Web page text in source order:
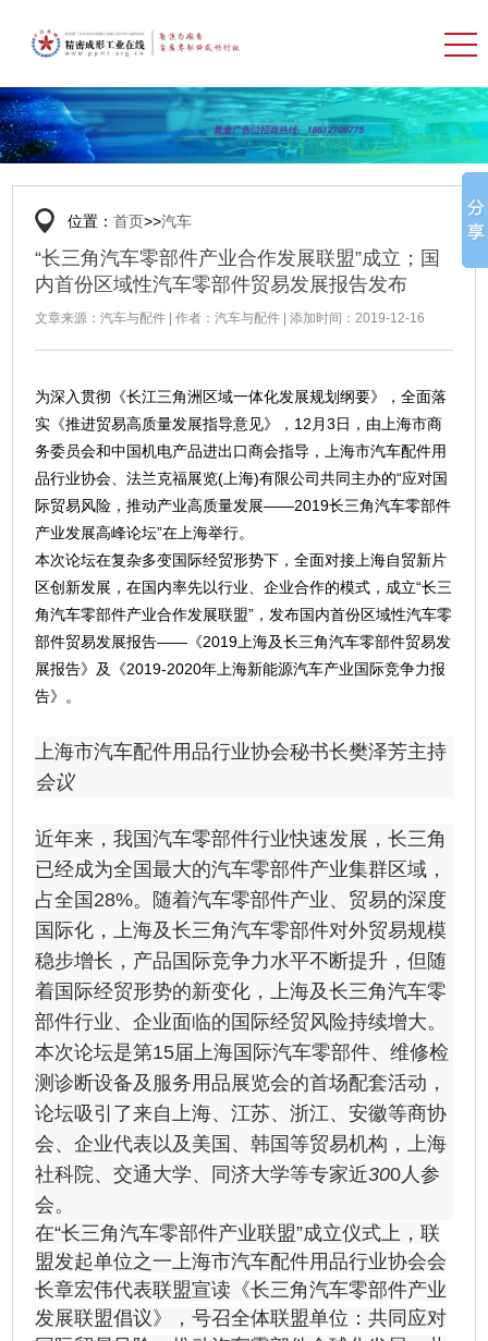
位置：首页>>汽车
“长三角汽车零部件产业合作发展联盟”成立；国
内首份区域性汽车零部件贸易发展报告发布
文章来源：汽车与配件 | 作者：汽车与配件 | 添加时间：2019-12-16
为深入贯彻《长江三角洲区域一体化发展规划纲要》，全面落
实《推进贸易高质量发展指导意见》，12月3日，由上海市商
务委员会和中国机电产品进出口商会指导，上海市汽车配件用
品行业协会、法兰克福展览(上海)有限公司共同主办的“应对国
际贸易风险，推动产业高质量发展——2019长三角汽车零部件
产业发展高峰论坛”在上海举行。
本次论坛在复杂多变国际经贸形势下，全面对接上海自贸新片
区创新发展，在国内率先以行业、企业合作的模式，成立“长三
角汽车零部件产业合作发展联盟”，发布国内首份区域性汽车零
部件贸易发展报告——《2019上海及长三角汽车零部件贸易发
展报告》及《2019-2020年上海新能源汽车产业国际竞争力报
告》。
上海市汽车配件用品行业协会秘书长樊泽芳主持
会议
近年来，我国汽车零部件行业快速发展，长三角
已经成为全国最大的汽车零部件产业集群区域，
占全国28%。随着汽车零部件产业、贸易的深度
国际化，上海及长三角汽车零部件对外贸易规模
稳步增长，产品国际竞争力水平不断提升，但随
着国际经贸形势的新变化，上海及长三角汽车零
部件行业、企业面临的国际经贸风险持续增大。
本次论坛是第15届上海国际汽车零部件、维修检
测诊断设备及服务用品展览会的首场配套活动，
论坛吸引了来自上海、江苏、浙江、安徽等商协
会、企业代表以及美国、韩国等贸易机构，上海
社科院、交通大学、同济大学等专家近300人参
会。
在“长三角汽车零部件产业联盟”成立仪式上，联
盟发起单位之一上海市汽车配件用品行业协会会
长章宏伟代表联盟宣读《长三角汽车零部件产业
发展联盟倡议》，号召全体联盟单位：共同应对